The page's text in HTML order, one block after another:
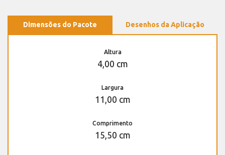
Dimensões do Pacote Desenhos da Aplicação
Altura
4,00 cm
Largura
11,00 cm
Comprimento
15,50 cm